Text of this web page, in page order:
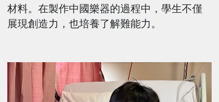
材料。在製作中國樂器的過程中，學生不僅
展現創造力，也培養了解難能力。